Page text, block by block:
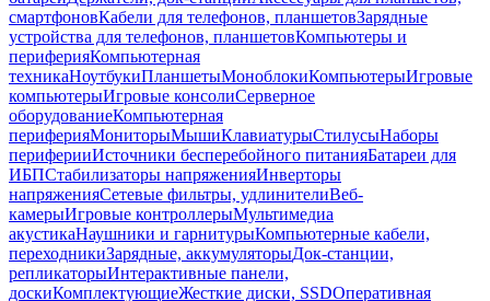
смартфоновКабели для телефонов, планшетовЗарядные
устройства для телефонов, планшетовКомпьютеры и
периферияКомпьютерная
техникаНоутбукиПланшетыМоноблокиКомпьютерыИгровые
компьютерыИгровые консолиСерверное
оборудованиеКомпьютерная
периферияМониторыМышиКлавиатурыСтилусыНаборы
периферииИсточники бесперебойного питанияБатареи для
ИБПСтабилизаторы напряженияИнверторы
напряженияСетевые фильтры, удлинителиВеб-
камерыИгровые контроллерыМультимедиа
акустикаНаушники и гарнитурыКомпьютерные кабели,
переходникиЗарядные, аккумуляторыДок-станции,
репликаторыИнтерактивные панели,
доскиКомплектующиеЖесткие диски, SSDОперативная